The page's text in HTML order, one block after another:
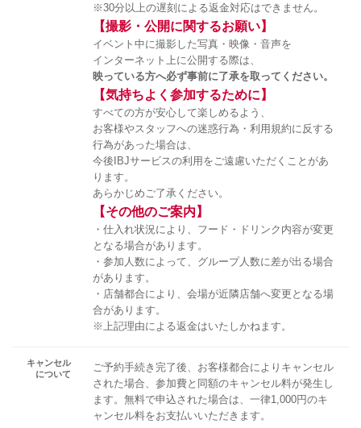
※30分以上の遅刻による返金対応はできません。
【撮影・公開に関するお願い】
イベント中に撮影した写真・映像・音声を
インターネット上に公開する際は、
映っている方へ必ず事前に了承を取ってください。
【気持ちよく参加するために】
すべての方が安心して楽しめるよう、
お客様やスタッフへの迷惑行為・利用規約に反する
行為があった場合は、
今後IBJサービスの利用をご遠慮いただくことがあ
ります。
あらかじめご了承ください。
【その他のご案内】
・仕入れ状況により、フード・ドリンク内容が変更
となる場合があります。
・参加人数によって、グループ人数に差が出る場合
があります。
・店舗都合により、会場が近隣店舗へ変更となる場
合があります。
※上記理由による返金はいたしかねます。
キャンセル
について
ご予約手続き完了後、お客様都合によりキャンセル
された場合、参加費と同額のキャンセル料が発生し
ます。無料で申込された場合は、一律1,000円のキ
ャンセル料をお支払いいただきます。